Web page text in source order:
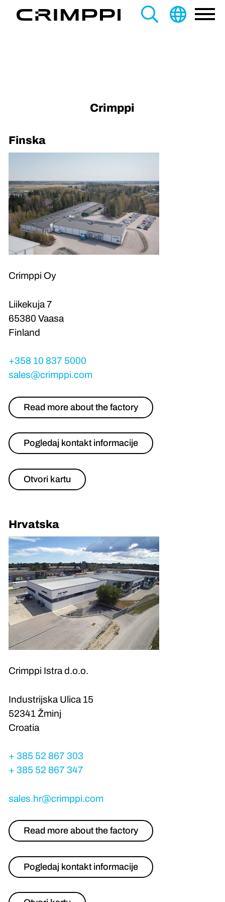
Crimppi
Finska
Crimppi Oy
Liikekuja 7
65380 Vaasa
Finland
+358 10 837 5000
sales@crimppi.com
Read more about the factory
Pogledaj kontakt informacije
Otvori kartu
Hrvatska
Crimppi Istra d.o.o.
Industrijska Ulica 15
52341 Žminj
Croatia
+ 385 52 867 303
+ 385 52 867 347
sales.hr@crimppi.com
Read more about the factory
Pogledaj kontakt informacije